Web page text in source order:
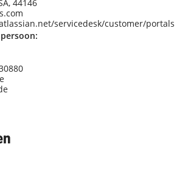
44146
servicedesk/customer/portals